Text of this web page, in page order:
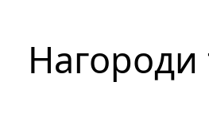
Нагороди